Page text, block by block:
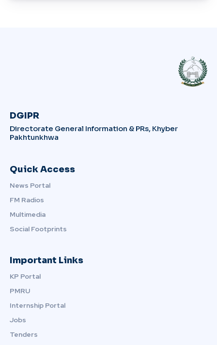
DGIPR
Directorate General Information & PRs, Khyber
Pakhtunkhwa
Quick Access
News Portal
FM Radios
Multimedia
Social Footprints
Important Links
KP Portal
PMRU
Internship Portal
Jobs
Tenders